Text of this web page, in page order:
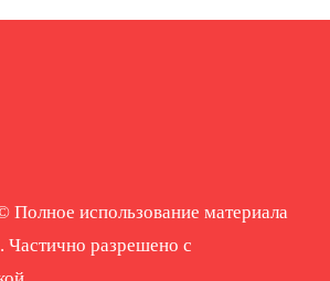
Полное использование материала
Частично разрешено с